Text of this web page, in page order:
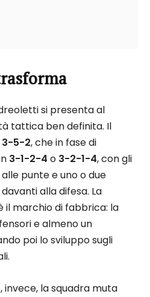
si presenta al
tattica ben definita. Il
3-5-2, che in fase di
3-1-2-4 o 3-2-1-4, con gli
punte e uno o due
alla difesa. La
il marchio di fabbrica: la
e almeno un
poi lo sviluppo sugli
invece, la squadra muta